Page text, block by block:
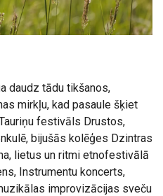
daudz tādu tikšanos,
mirkļu, kad pasaule šķiet
festivāls Drustos,
bijušās kolēģes Dzintras
lietus un ritmi etnofestivālā
Instrumentu koncerts,
improvizācijas sveču